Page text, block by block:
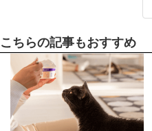
こちらの記事もおすすめ